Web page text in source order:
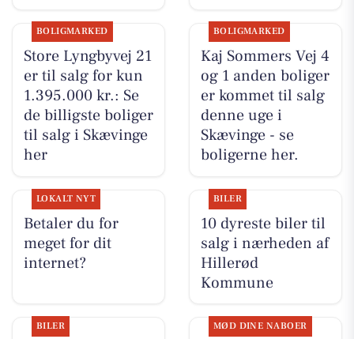
BOLIGMARKED
Store Lyngbyvej 21
er til salg for kun
1.395.000 kr.: Se
de billigste boliger
til salg i Skævinge
her
BOLIGMARKED
Kaj Sommers Vej 4
og 1 anden boliger
er kommet til salg
denne uge i
Skævinge - se
boligerne her.
LOKALT NYT
Betaler du for
meget for dit
internet?
BILER
10 dyreste biler til
salg i nærheden af
Hillerød
Kommune
BILER MØD DINE NABOER